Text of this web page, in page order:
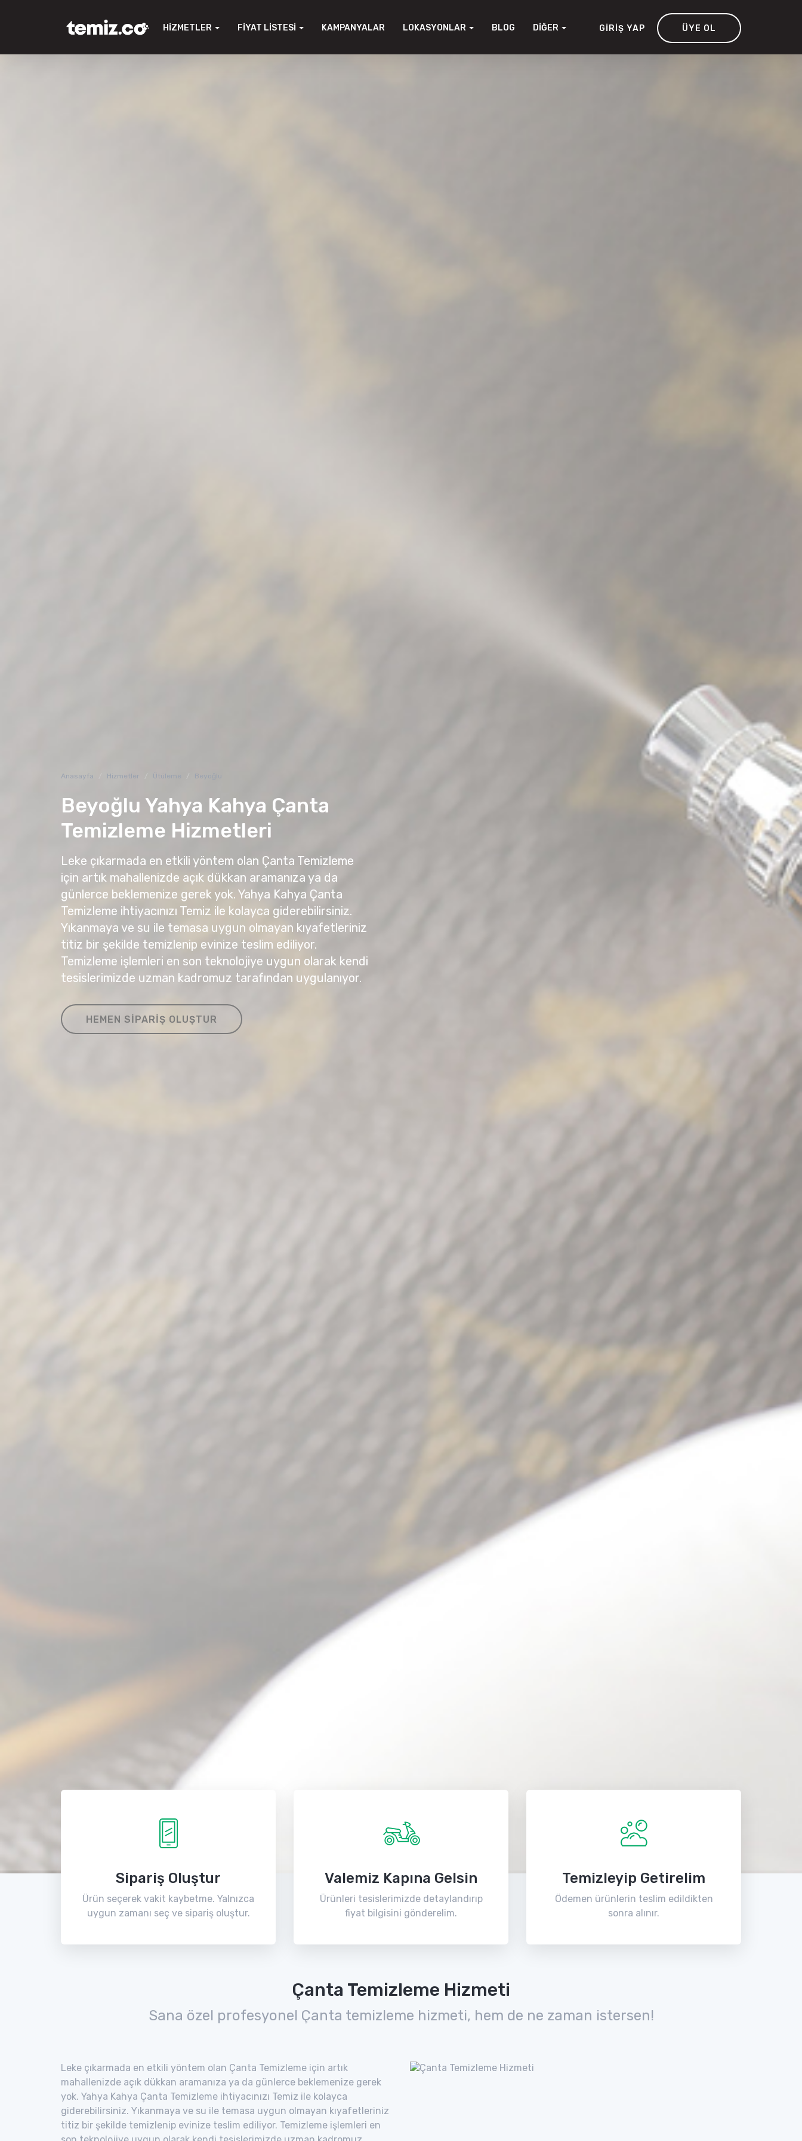
HIZMETLER FIYAT LISTESI KAMPANYALAR LOKASYONLAR BLOG DIĞER GIRIŞ YAP ÜYE OL
Anasayfa Hizmetler Ütüleme Beyoğlu
Beyoğlu Yahya Kahya Çanta
Temizleme Hizmetleri
Leke çıkarmada en etkili yöntem olan Çanta Temizleme
için artık mahallenizde açık dükkan aramanıza ya da
günlerce beklemenize gerek yok. Yahya Kahya Çanta
Temizleme ihtiyacınızı Temiz ile kolayca giderebilirsiniz.
Yıkanmaya ve su ile temasa uygun olmayan kıyafetleriniz
titiz bir şekilde temizlenip evinize teslim ediliyor.
Temizleme işlemleri en son teknolojiye uygun olarak kendi
tesislerimizde uzman kadromuz tarafından uygulanıyor.
HEMEN SIPARIŞ OLUŞTUR
Sipariş Oluştur
Ürün seçerek vakit kaybetme. Yalnızca
uygun zamanı seç ve sipariş oluştur.
Valemiz Kapına Gelsin
Ürünleri tesislerimizde detaylandırıp
fiyat bilgisini gönderelim.
Temizleyip Getirelim
Ödemen ürünlerin teslim edildikten
sonra alınır.
Çanta Temizleme Hizmeti
Sana özel profesyonel Çanta temizleme hizmeti, hem de ne zaman istersen!
Leke çıkarmada en etkili yöntem olan Çanta Temizleme için artık
mahallenizde açık dükkan aramanıza ya da günlerce beklemenize gerek
yok. Yahya Kahya Çanta Temizleme ihtiyacınızı Temiz ile kolayca
giderebilirsiniz. Yıkanmaya ve su ile temasa uygun olmayan kıyafetleriniz
titiz bir şekilde temizlenip evinize teslim ediliyor. Temizleme işlemleri en